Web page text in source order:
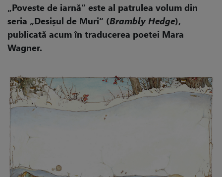
„Poveste de iarnă“ este al patrulea volum din
seria „Desișul de Muri“ (Brambly Hedge),
publicată acum în traducerea poetei Mara
Wagner.